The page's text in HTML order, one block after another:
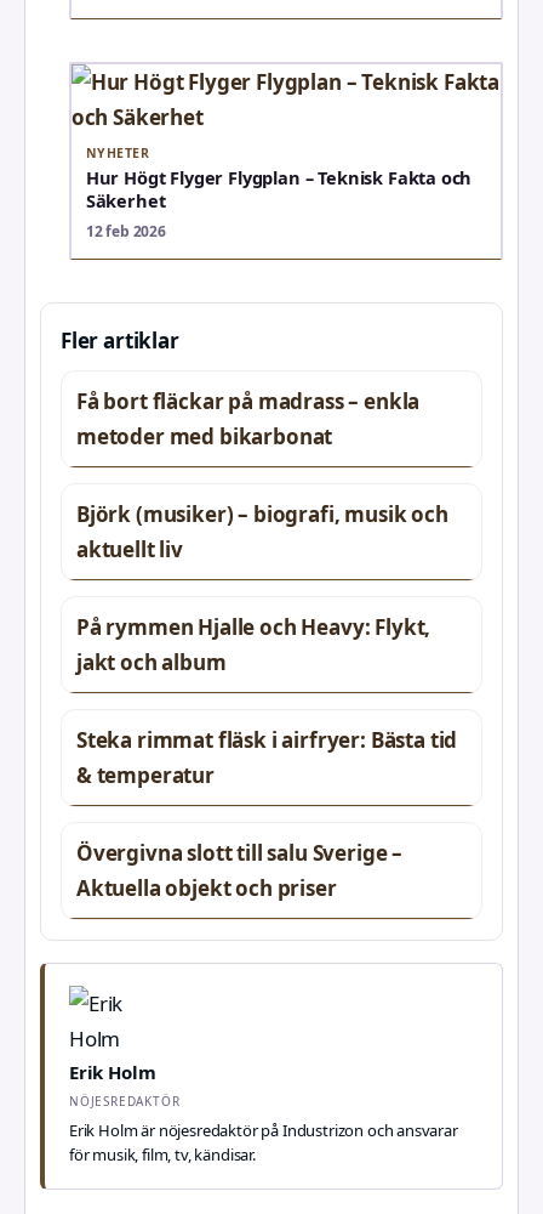
NYHETER
Hur Högt Flyger Flygplan – Teknisk Fakta och
Säkerhet
12 feb 2026
Fler artiklar
Få bort fläckar på madrass – enkla
metoder med bikarbonat
Björk (musiker) – biografi, musik och
aktuellt liv
På rymmen Hjalle och Heavy: Flykt,
jakt och album
Steka rimmat fläsk i airfryer: Bästa tid
& temperatur
Övergivna slott till salu Sverige –
Aktuella objekt och priser
Erik Holm
NÖJESREDAKTÖR
Erik Holm är nöjesredaktör på Industrizon och ansvarar
för musik, film, tv, kändisar.